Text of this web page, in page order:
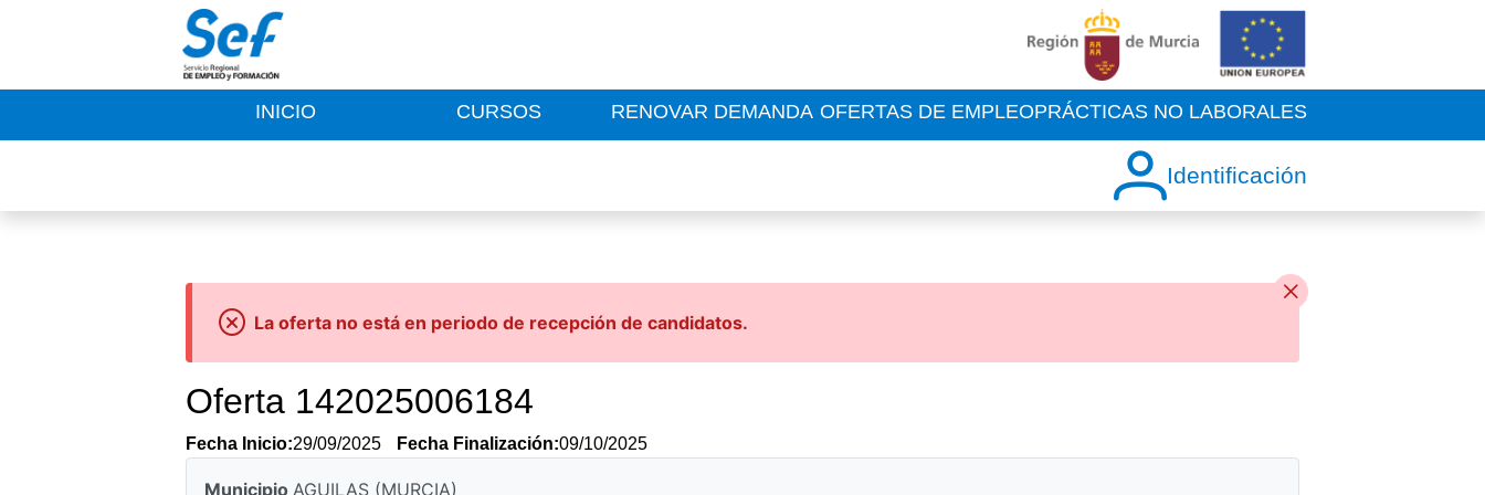
INICIO CURSOS RENOVAR DEMANDA OFERTAS DE EMPLEOPRÁCTICAS NO LABORALES
Identificación
La oferta no está en periodo de recepción de candidatos.
Oferta 142025006184
Fecha Inicio:29/09/2025 Fecha Finalización:09/10/2025
Municipio AGUILAS (MURCIA)